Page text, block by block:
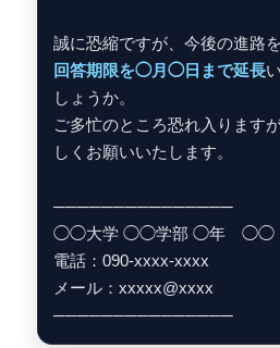
誠に恐縮ですが、今後の進路
回答期限を◯月◯日まで延長
しょうか。
ご多忙のところ恐れ入ります
しくお願いいたします。
───────────────
◯◯大学 ◯◯学部 ◯年 ◯◯（
電話：090-xxxx-xxxx
メール：xxxxx@xxxx
───────────────